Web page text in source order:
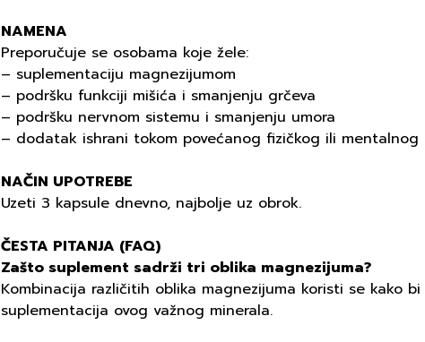
NAMENA
Preporučuje se osobama koje žele:
– suplementaciju magnezijumom
– podršku funkciji mišića i smanjenju grčeva
– podršku nervnom sistemu i smanjenju umora
– dodatak ishrani tokom povećanog fizičkog ili mentalnog
NAČIN UPOTREBE
Uzeti 3 kapsule dnevno, najbolje uz obrok.
ČESTA PITANJA (FAQ)
Zašto suplement sadrži tri oblika magnezijuma?
Kombinacija različitih oblika magnezijuma koristi se kako
suplementacija ovog važnog minerala.